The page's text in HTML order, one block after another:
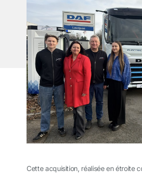
Cette acquisition, réalisée en étroite